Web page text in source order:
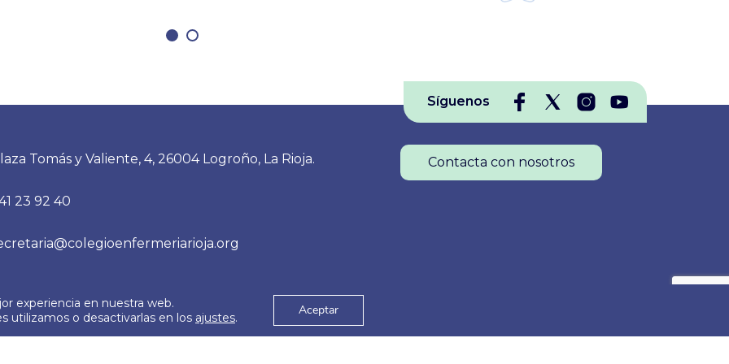
Síguenos
Tomás y Valiente, 4, 26004 Logroño, La Rioja.
23 92 40
Contacta con nosotros
© 2026
Aviso Legal
experiencia en nuestra web.
utilizamos o desactivarlas en los ajustes. Aceptar